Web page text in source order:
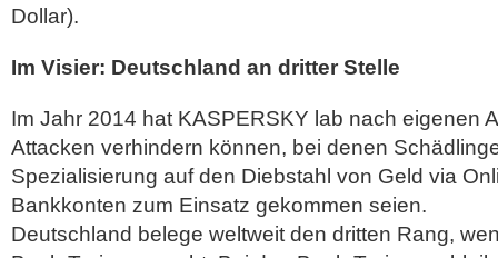
Dollar).
Im Visier: Deutschland an dritter Stelle
Im Jahr 2014 hat KASPERSKY lab nach eigenen
Attacken verhindern können, bei denen
Spezialisierung auf den Diebstahl von Geld via
Bankkonten zum Einsatz gekommen seien.
Deutschland belege weltweit den dritten Rang,